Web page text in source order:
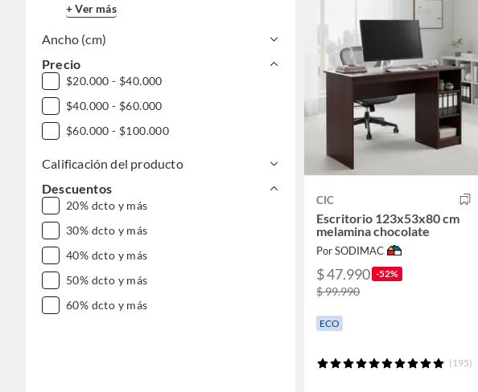
+ Ver más
Ancho (cm)
Precio
$20.000 - $40.000
$40.000 - $60.000
$60.000 - $100.000
Calificación del producto
Descuentos
20% dcto y más
30% dcto y más
40% dcto y más
50% dcto y más
60% dcto y más
CIC
Escritorio 123x53x80 cm
melamina chocolate
Por SODIMAC
$ 47.990 -52%
$ 99.990
ECO
(195)